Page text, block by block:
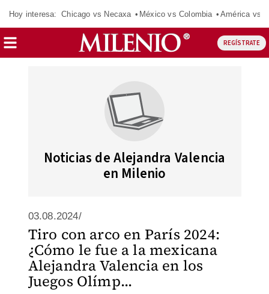
Hoy interesa: Chicago vs Necaxa México vs Colombia América vs
REGÍSTRATE
Noticias de Alejandra Valencia
en Milenio
03.08.2024/
Tiro con arco en París 2024:
¿Cómo le fue a la mexicana
Alejandra Valencia en los
Juegos Olímp...